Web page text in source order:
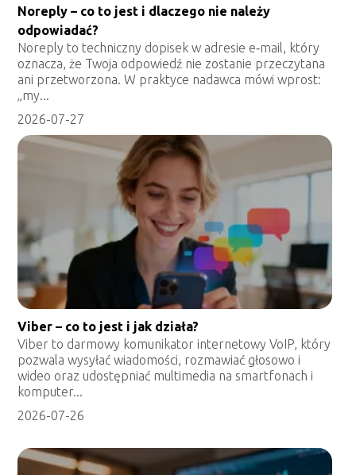
Noreply – co to jest i dlaczego nie należy
odpowiadać?
Noreply to techniczny dopisek w adresie e‑mail, który
oznacza, że Twoja odpowiedź nie zostanie przeczytana
ani przetworzona. W praktyce nadawca mówi wprost:
„my...
2026-07-27
Viber – co to jest i jak działa?
Viber to darmowy komunikator internetowy VoIP, który
pozwala wysyłać wiadomości, rozmawiać głosowo i
wideo oraz udostępniać multimedia na smartfonach i
komputer...
2026-07-26